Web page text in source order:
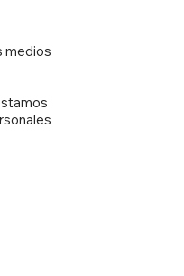
medios